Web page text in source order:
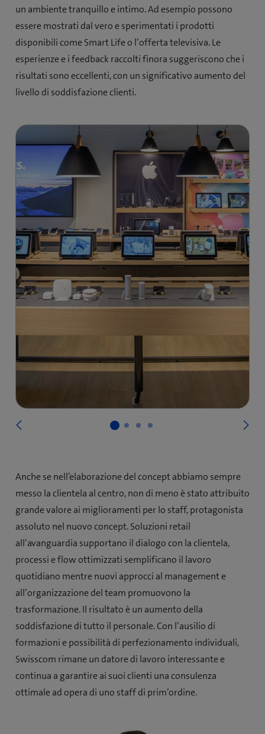
un ambiente tranquillo e intimo. Ad esempio possono
essere mostrati dal vero e sperimentati i prodotti
disponibili come Smart Life o l’offerta televisiva. Le
esperienze e i feedback raccolti finora suggeriscono che i
risultati sono eccellenti, con un significativo aumento del
livello di soddisfazione clienti.
Anche se nell’elaborazione del concept abbiamo sempre
messo la clientela al centro, non di meno è stato attribuito
grande valore ai miglioramenti per lo staff, protagonista
assoluto nel nuovo concept. Soluzioni retail
all’avanguardia supportano il dialogo con la clientela,
processi e flow ottimizzati semplificano il lavoro
quotidiano mentre nuovi approcci al management e
all’organizzazione del team promuovono la
trasformazione. Il risultato è un aumento della
soddisfazione di tutto il personale. Con l’ausilio di
formazioni e possibilità di perfezionamento individuali,
Swisscom rimane un datore di lavoro interessante e
continua a garantire ai suoi clienti una consulenza
ottimale ad opera di uno staff di prim’ordine.